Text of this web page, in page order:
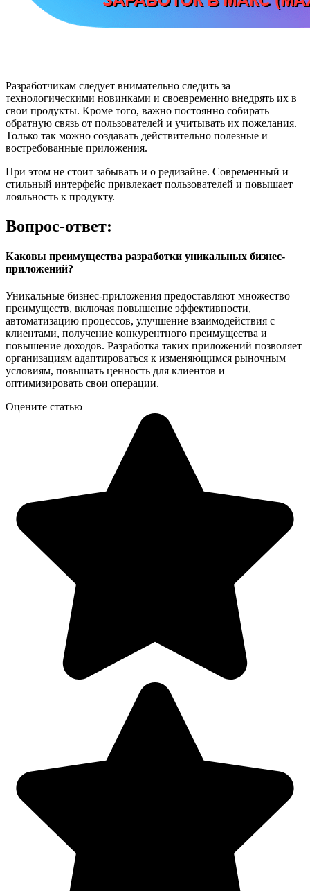
Разработчикам следует внимательно следить за
технологическими новинками и своевременно внедрять их в
свои продукты. Кроме того, важно постоянно собирать
обратную связь от пользователей и учитывать их пожелания.
Только так можно создавать действительно полезные и
востребованные приложения.
При этом не стоит забывать и о редизайне. Современный и
стильный интерфейс привлекает пользователей и повышает
лояльность к продукту.
Вопрос-ответ:
Каковы преимущества разработки уникальных бизнес-
приложений?
Уникальные бизнес-приложения предоставляют множество
преимуществ, включая повышение эффективности,
автоматизацию процессов, улучшение взаимодействия с
клиентами, получение конкурентного преимущества и
повышение доходов. Разработка таких приложений позволяет
организациям адаптироваться к изменяющимся рыночным
условиям, повышать ценность для клиентов и
оптимизировать свои операции.
Оцените статью